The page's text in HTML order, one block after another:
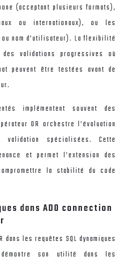
(acceptant plusieurs formats),
ou internationaux), ou les
nom d’utilisateur). La flexibilité
validations progressives où
peuvent être testées avant de
implémentent souvent des
OR orchestre l’évaluation
spécialisées. Cette
et permet l’extension des
la stabilité du code
dans ADO connection
dans les requêtes SQL dynamiques
son utilité dans les